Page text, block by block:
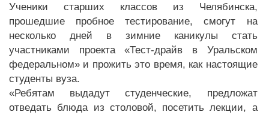
Ученики старших классов из Челябинска,
прошедшие пробное тестирование, смогут на
несколько дней в зимние каникулы стать
участниками проекта «Тест-драйв в Уральском
федеральном» и прожить это время, как настоящие
студенты вуза.
«Ребятам выдадут студенческие, предложат
отведать блюда из столовой, посетить лекции, а